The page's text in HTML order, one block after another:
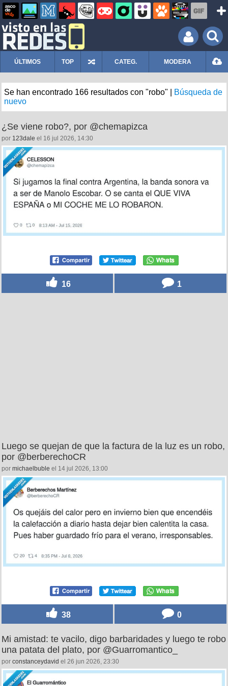
ÚLTIMOS TOP CATEG. MODERA
Se han encontrado 166 resultados con "robo" |
Búsqueda de
nuevo
¿Se viene robo?, por @chemapizca
por 123dale el 16 jul 2026, 14:30
16 1
Luego se quejan de que la factura de la luz es un robo,
por @berberechoCR
por michaelbuble el 14 jul 2026, 13:00
38 0
Mi amistad: te vacilo, digo barbaridades y luego te robo
una patata del plato, por @Guarromantico_
por constanceydavid el 26 jun 2026, 23:30